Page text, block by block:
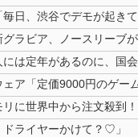
ドライヤーかけて？♡」